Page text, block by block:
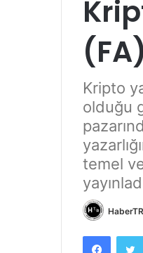
Kripto
olduğu
temel
HaberTR